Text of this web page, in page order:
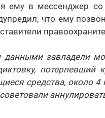
ему в мессенджер со
что ему
завладели
потерпевший
средства, около